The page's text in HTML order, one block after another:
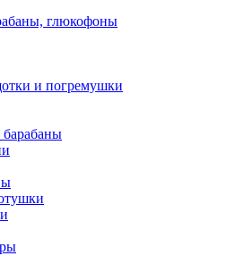
глюкофоны
и погремушки